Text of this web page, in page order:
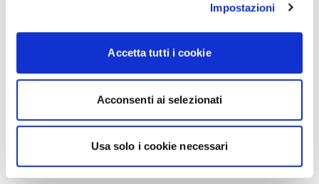
Impostazioni
Accetta tutti i cookie
Acconsenti ai selezionati
Usa solo i cookie necessari